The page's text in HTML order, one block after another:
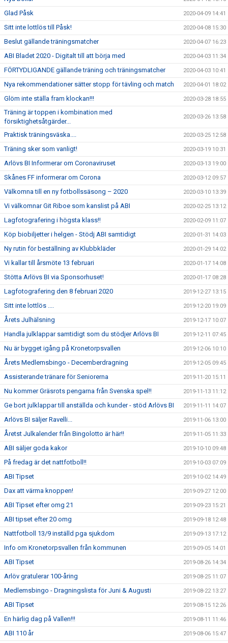
Glad Påsk 2020-04-09 14:41
Sitt inte lottlös till Påsk! 2020-04-08 15:30
Beslut gällande träningsmatcher 2020-04-07 16:23
ABI Bladet 2020 - Digitalt till att börja med 2020-04-03 11:34
FÖRTYDLIGANDE gällande träning och träningsmatcher 2020-04-03 10:41
Nya rekommendationer sätter stopp för tävling och match 2020-04-01 18:02
Glöm inte ställa fram klockan!!! 2020-03-28 18:55
Träning är toppen i kombination med
försiktighetsåtgärder...
2020-03-26 13:58
Praktisk träningsväska.... 2020-03-25 12:58
Träning sker som vanligt! 2020-03-19 10:31
Arlövs BI Informerar om Coronaviruset 2020-03-13 19:00
Skånes FF informerar om Corona 2020-03-12 09:57
Välkomna till en ny fotbollssäsong – 2020 2020-03-10 13:39
Vi välkomnar Git Riboe som kanslist på ABI 2020-02-25 13:12
Lagfotografering i högsta klass!! 2020-02-09 11:07
Köp biobiljetter i helgen - Stödj ABI samtidigt 2020-01-31 14:03
Ny rutin för beställning av Klubbkläder 2020-01-29 14:02
Vi kallar till årsmöte 13 februari 2020-01-17 14:08
Stötta Arlövs BI via Sponsorhuset! 2020-01-17 08:28
Lagfotografering den 8 februari 2020 2019-12-27 13:15
Sitt inte lottlös .... 2019-12-20 19:09
Årets Julhälsning 2019-12-17 10:07
Handla julklappar samtidigt som du stödjer Arlövs BI 2019-12-11 07:45
Nu är bygget igång på Kronetorpsvallen 2019-12-06 10:10
Årets Medlemsbingo - Decemberdragning 2019-12-05 09:45
Assisterande tränare för Seniorerna 2019-11-20 15:11
Nu kommer Gräsrots pengarna från Svenska spel!! 2019-11-13 11:12
Ge bort julklappar till anställda och kunder - stöd Arlövs BI 2019-11-11 14:07
Arlövs BI säljer Ravelli... 2019-11-06 13:00
Åretst Julkalender från Bingolotto är här!! 2019-11-05 11:33
ABI säljer goda kakor 2019-10-10 09:48
På fredag är det nattfotboll!! 2019-10-03 07:09
ABI Tipset 2019-10-02 14:49
Dax att värma knoppen! 2019-09-27 12:00
ABI Tipset efter omg 21 2019-09-23 15:21
ABI tipset efter 20 omg 2019-09-18 12:48
Nattfotboll 13/9 inställd pga sjukdom 2019-09-13 17:12
Info om Kronetorpsvallen från kommunen 2019-09-05 14:01
ABI Tipset 2019-08-26 14:34
Arlöv gratulerar 100-åring 2019-08-25 11:07
Medlemsbingo - Dragningslista för Juni & Augusti 2019-08-22 13:27
ABI Tipset 2019-08-15 12:26
En härlig dag på Vallen!!! 2019-08-11 11:46
ABI 110 år 2019-08-06 15:47